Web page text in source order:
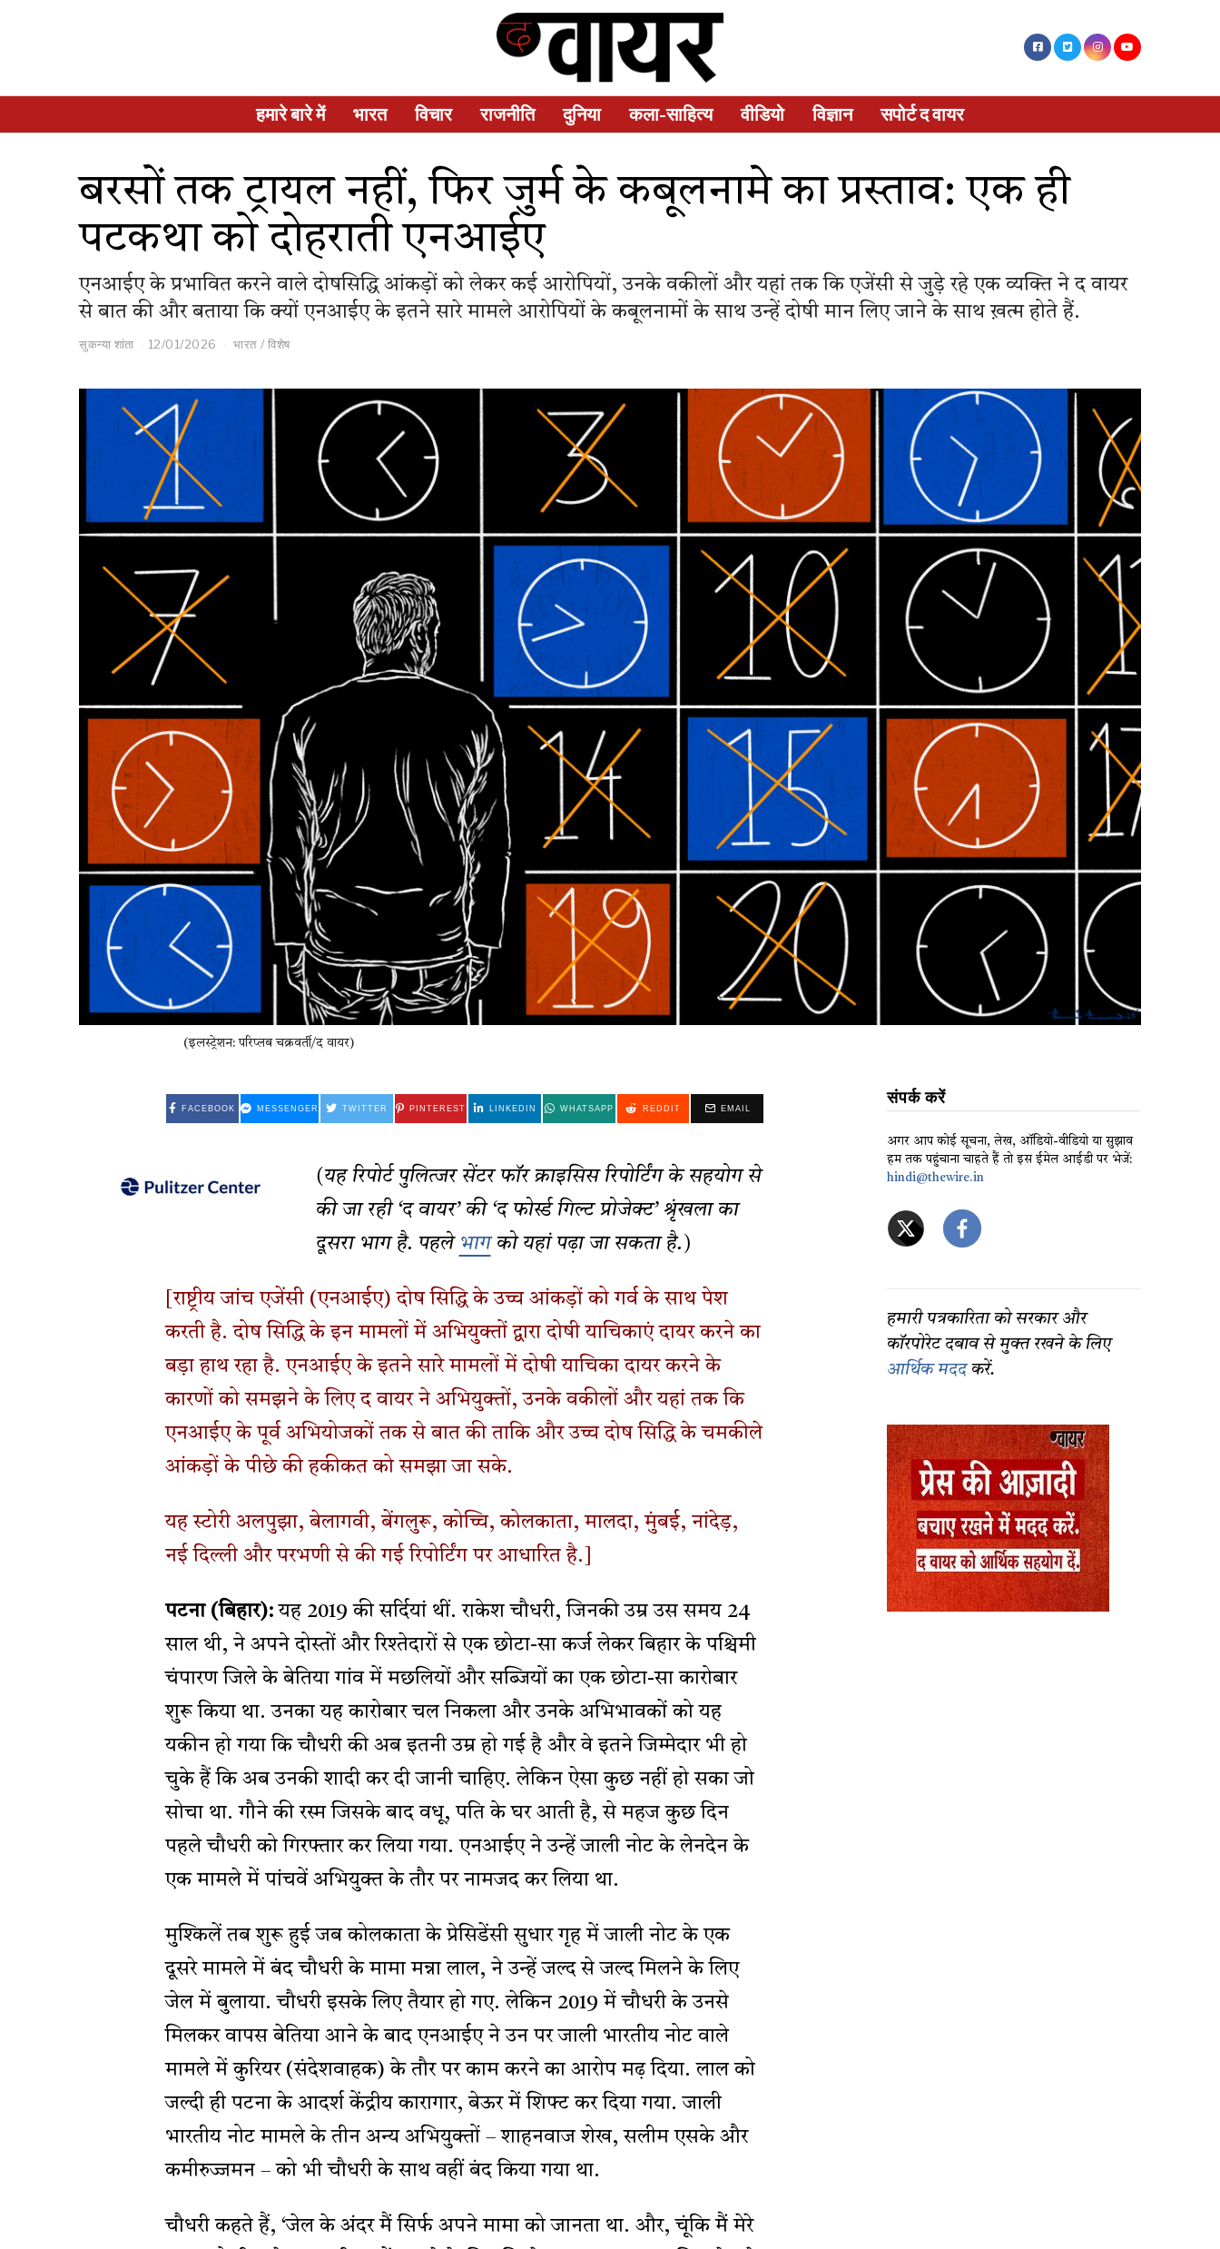
हमारे बारे में भारत विचार राजनीति दुनिया कला-साहित्य वीडियो विज्ञान सपोर्ट द वायर
बरसों तक ट्रायल नहीं, फिर जुर्म के कबूलनामे का प्रस्ताव: एक ही
पटकथा को दोहराती एनआईए
एनआईए के प्रभावित करने वाले दोषसिद्धि आंकड़ों को लेकर कई आरोपियों, उनके वकीलों और यहां तक ​​कि एजेंसी से जुड़े रहे एक व्यक्ति ने द वायर
से बात की और बताया कि क्यों एनआईए के इतने सारे मामले आरोपियों के कबूलनामों के साथ उन्हें दोषी मान लिए जाने के साथ ख़त्म होते हैं.
सुकन्या शांता 12/01/2026 भारत / विशेष
(इलस्ट्रेशन: परिप्लब चक्रवर्ती/द वायर)
FACEBOOK MESSENGER TWITTER PINTEREST LINKEDIN WHATSAPP REDDIT EMAIL
(यह रिपोर्ट पुलित्जर सेंटर फॉर क्राइसिस रिपोर्टिंग के सहयोग से
की जा रही ‘द वायर’ की ‘द फोर्स्ड गिल्ट प्रोजेक्ट’ श्रृंखला का
दूसरा भाग है. पहले भागको यहां पढ़ा जा सकता है.)
[राष्ट्रीय जांच एजेंसी (एनआईए) दोष सिद्धि के उच्च आंकड़ों को गर्व के साथ पेश
करती है. दोष सिद्धि के इन मामलों में अभियुक्तों द्वारा दोषी याचिकाएं दायर करने का
बड़ा हाथ रहा है. एनआईए के इतने सारे मामलों में दोषी याचिका दायर करने के
कारणों को समझने के लिए द वायर ने अभियुक्तों, उनके वकीलों और यहां तक कि
एनआईए के पूर्व अभियोजकों तक से बात की ताकि और उच्च दोष सिद्धि के चमकीले
आंकड़ों के पीछे की हकीकत को समझा जा सके.
यह स्टोरी अलपुझा, बेलागवी, बेंगलुरू, कोच्चि, कोलकाता, मालदा, मुंबई, नांदेड़,
नई दिल्ली और परभणी से की गई रिपोर्टिंग पर आधारित है.]
पटना (बिहार): यह 2019 की सर्दियां थीं. राकेश चौधरी, जिनकी उम्र उस समय 24
साल थी, ने अपने दोस्तों और रिश्तेदारों से एक छोटा-सा कर्ज लेकर बिहार के पश्चिमी
चंपारण जिले के बेतिया गांव में मछलियों और सब्जियों का एक छोटा-सा कारोबार
शुरू किया था. उनका यह कारोबार चल निकला और उनके अभिभावकों को यह
यकीन हो गया कि चौधरी की अब इतनी उम्र हो गई है और वे इतने जिम्मेदार भी हो
चुके हैं कि अब उनकी शादी कर दी जानी चाहिए. लेकिन ऐसा कुछ नहीं हो सका जो
सोचा था. गौने की रस्म जिसके बाद वधू, पति के घर आती है, से महज कुछ दिन
पहले चौधरी को गिरफ्तार कर लिया गया. एनआईए ने उन्हें जाली नोट के लेनदेन के
एक मामले में पांचवें अभियुक्त के तौर पर नामजद कर लिया था.
मुश्किलें तब शुरू हुई जब कोलकाता के प्रेसिडेंसी सुधार गृह में जाली नोट के एक
दूसरे मामले में बंद चौधरी के मामा मन्ना लाल, ने उन्हें जल्द से जल्द मिलने के लिए
जेल में बुलाया. चौधरी इसके लिए तैयार हो गए. लेकिन 2019 में चौधरी के उनसे
मिलकर वापस बेतिया आने के बाद एनआईए ने उन पर जाली भारतीय नोट वाले
मामले में कुरियर (संदेशवाहक) के तौर पर काम करने का आरोप मढ़ दिया. लाल को
जल्दी ही पटना के आदर्श केंद्रीय कारागार, बेऊर में शिफ्ट कर दिया गया. जाली
भारतीय नोट मामले के तीन अन्य अभियुक्तों – शाहनवाज शेख, सलीम एसके और
कमीरुज्जमन – को भी चौधरी के साथ वहीं बंद किया गया था.
चौधरी कहते हैं, ‘जेल के अंदर मैं सिर्फ अपने मामा को जानता था. और, चूंकि मैं मेरे
संपर्क करें
अगर आप कोई सूचना, लेख, ऑडियो-वीडियो या सुझाव
हम तक पहुंचाना चाहते हैं तो इस ईमेल आईडी पर भेजें:
hindi@thewire.in
हमारी पत्रकारिता को सरकार और
कॉरपोरेट दबाव से मुक्त रखने के लिए
आर्थिक मददकरें.